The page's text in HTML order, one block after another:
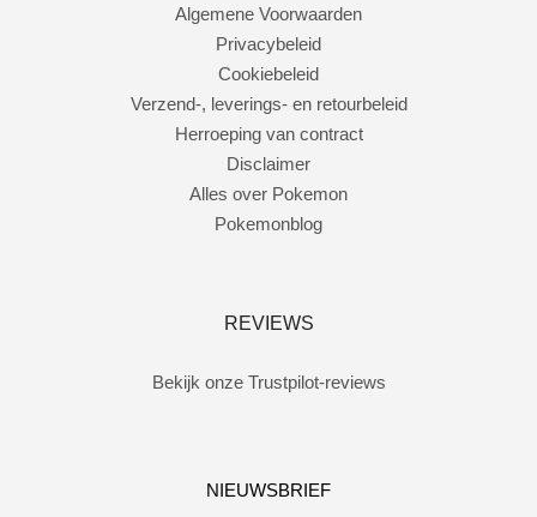
Algemene Voorwaarden
Privacybeleid
Cookiebeleid
Verzend-, leverings- en retourbeleid
Herroeping van contract
Disclaimer
Alles over Pokemon
Pokemonblog
REVIEWS
Bekijk onze Trustpilot-reviews
NIEUWSBRIEF